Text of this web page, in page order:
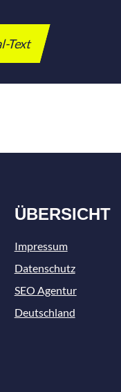
Text
ÜBERSICHT
Impressum
Datenschutz
SEO Agentur
Deutschland